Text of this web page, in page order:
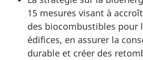
15 mesures visant à
des biocombustibles pour
édifices, en assurer la
durable et créer des